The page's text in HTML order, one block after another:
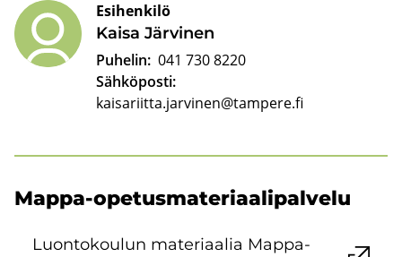
Kaisa Jär­vi­nen
Esihenkilö
Puhelin: 041 730 8220
Sähköposti:
kaisariitta.jarvinen@tampere.fi
Mappa-​opetusmateriaalipalvelu
Luon­to­kou­lun ma­te­ri­aa­lia Mappa-​